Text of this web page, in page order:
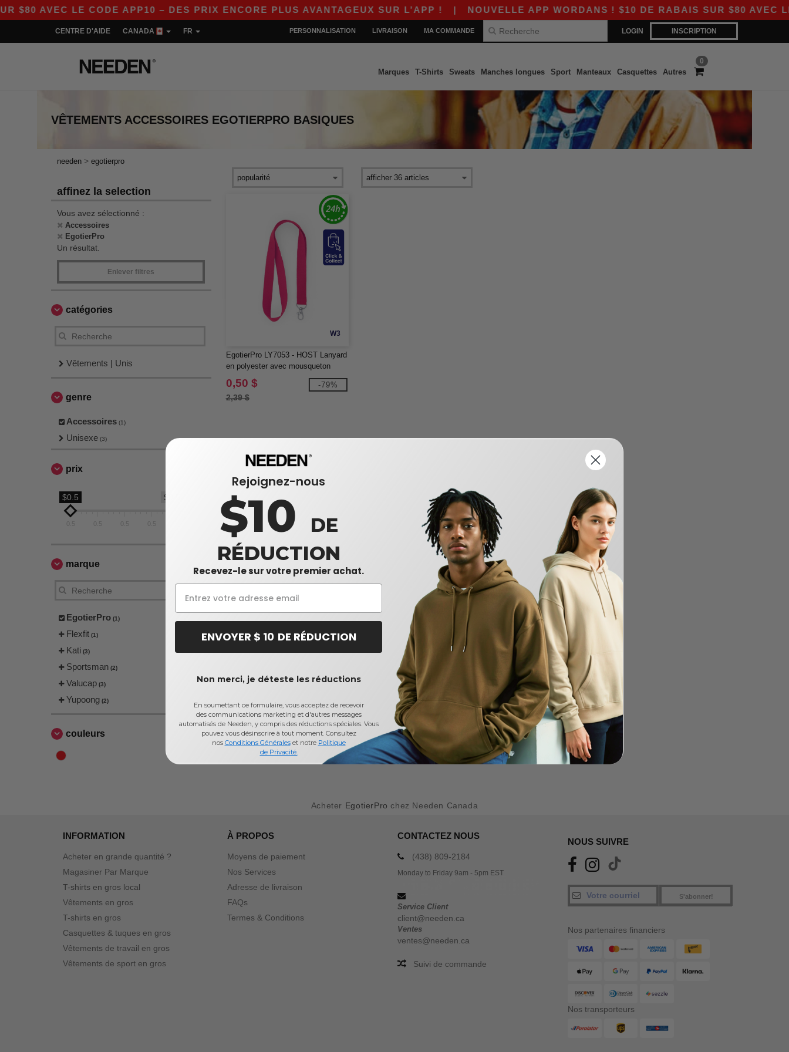
AVEC LE CODE APP10 – DES PRIX ENCORE PLUS AVANTAGEUX SUR L’APP !| NOUVELLE APP WORDANS ! $10 DE RABAIS SUR $80 AVEC LE
LOGIN INSCRIPTION
CENTRE D'AIDE CANADA FR PERSONNALISATION LIVRAISON MA COMMANDE
0
Marques T-Shirts Sweats Manches longues Sport Manteaux Casquettes Autres
VÊTEMENTS ACCESSOIRES EGOTIERPRO BASIQUES
needen > egotierpro
affinez la selection
Vous avez sélectionné :
Accessoires
EgotierPro
Un résultat.
Enlever filtres
catégories
Vêtements | Unis
genre
Accessoires (1)
Unisexe (3)
prix
$0.5
$0.5
0.5 0.5 0.5 0.5
marque
EgotierPro (1)
Flexfit (1)
Kati (3)
Sportsman (2)
Valucap (3)
Yupoong (2)
couleurs
W3
EgotierPro LY7053 - HOST Lanyard
en polyester avec mousqueton
0,50 $
2,39 $
-79%
Acheter EgotierPro chez Needen Canada
INFORMATION
Acheter en grande quantité ?
Magasiner Par Marque
T-shirts en gros local
Vêtements en gros
T-shirts en gros
Casquettes & tuques en gros
Vêtements de travail en gros
Vêtements de sport en gros
À PROPOS
Moyens de paiement
Nos Services
Adresse de livraison
FAQs
Termes & Conditions
CONTACTEZ NOUS
(438) 809-2184
Monday to Friday 9am - 5pm EST
Service Client
client@needen.ca
Ventes
ventes@needen.ca
Suivi de commande
NOUS SUIVRE
S'abonner!
Nos partenaires financiers
Nos transporteurs
Rejoignez-nous
$10 DE
RÉDUCTION
Recevez-le sur votre premier achat.
ENVOYER $ 10 DE RÉDUCTION
Non merci, je déteste les réductions
En soumettant ce formulaire, vous acceptez de recevoir
des communications marketing et d'autres messages
automatisés de Needen, y compris des réductions spéciales. Vous
pouvez vous désinscrire à tout moment. Consultez
nos Conditions Généraleset notre Politique
de Privacité.